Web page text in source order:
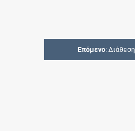
Επόμενο: Διάθεση